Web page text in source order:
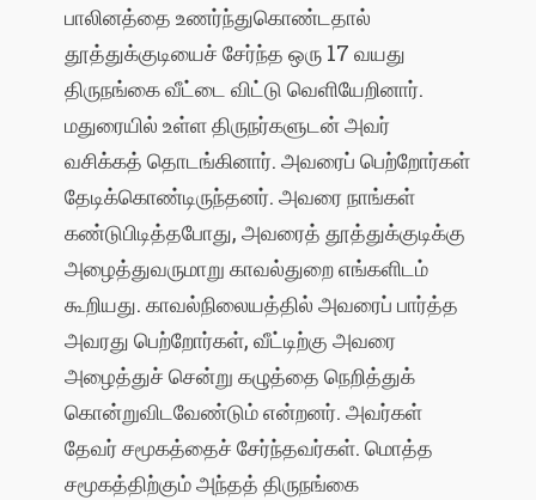
பாலினத்தை உணர்ந்துகொண்டதால்
தூத்துக்குடியைச் சேர்ந்த ஒரு 17 வயது
திருநங்கை வீட்டை விட்டு வெளியேறினார்.
மதுரையில் உள்ள திருநர்களுடன் அவர்
வசிக்கத் தொடங்கினார். அவரைப் பெற்றோர்கள்
தேடிக்கொண்டிருந்தனர். அவரை நாங்கள்
கண்டுபிடித்தபோது, அவரைத் தூத்துக்குடிக்கு
அழைத்துவருமாறு காவல்துறை எங்களிடம்
கூறியது. காவல்நிலையத்தில் அவரைப் பார்த்த
அவரது பெற்றோர்கள், வீட்டிற்கு அவரை
அழைத்துச் சென்று கழுத்தை நெறித்துக்
கொன்றுவிடவேண்டும் என்றனர். அவர்கள்
தேவர் சமூகத்தைச் சேர்ந்தவர்கள். மொத்த
சமூகத்திற்கும் அந்தத் திருநங்கை